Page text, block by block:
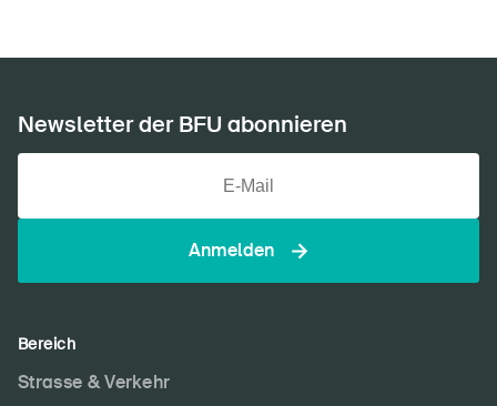
Newsletter der BFU abonnieren
Anmelden
Bereich
Strasse & Verkehr